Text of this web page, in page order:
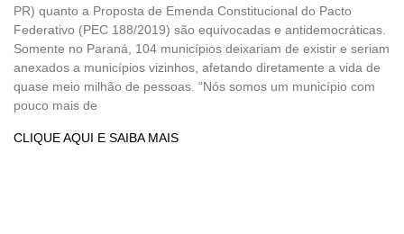
PR) quanto a Proposta de Emenda Constitucional do Pacto
Federativo (PEC 188/2019) são equivocadas e antidemocráticas.
Somente no Paraná, 104 municípios deixariam de existir e seriam
anexados a municípios vizinhos, afetando diretamente a vida de
quase meio milhão de pessoas. “Nós somos um município com
pouco mais de
CLIQUE AQUI E SAIBA MAIS